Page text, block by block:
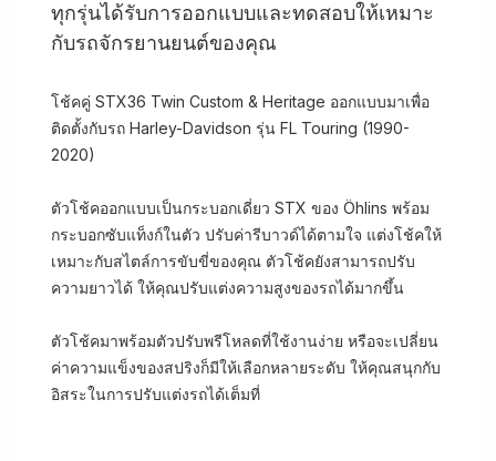
ทุกรุ่นได้รับการออกแบบและทดสอบให้เหมาะ
กับรถจักรยานยนต์ของคุณ
โช้คคู่ STX36 Twin Custom & Heritage ออกแบบมาเพื่อ
ติดตั้งกับรถ Harley-Davidson รุ่น FL Touring (1990-
2020)
ตัวโช้คออกแบบเป็นกระบอกเดี่ยว STX ของ Öhlins พร้อม
กระบอกซับแท็งก์ในตัว ปรับค่ารีบาวด์ได้ตามใจ แต่งโช้คให้
เหมาะกับสไตล์การขับขี่ของคุณ ตัวโช้คยังสามารถปรับ
ความยาวได้ ให้คุณปรับแต่งความสูงของรถได้มากขึ้น
ตัวโช้คมาพร้อมตัวปรับพรีโหลดที่ใช้งานง่าย หรือจะเปลี่ยน
ค่าความแข็งของสปริงก็มีให้เลือกหลายระดับ ให้คุณสนุกกับ
อิสระในการปรับแต่งรถได้เต็มที่